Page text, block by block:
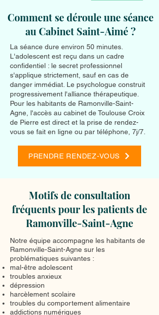
Comment se déroule une séance
au Cabinet Saint-Aimé ?
La séance dure environ 50 minutes.
L'adolescent est reçu dans un cadre
confidentiel : le secret professionnel
s'applique strictement, sauf en cas de
danger immédiat. Le psychologue construit
progressivement l'alliance thérapeutique.
Pour les habitants de Ramonville-Saint-
Agne, l'accès au cabinet de Toulouse Croix
de Pierre est direct et la prise de rendez-
vous se fait en ligne ou par téléphone, 7j/7.
PRENDRE RENDEZ-VOUS
Motifs de consultation
fréquents pour les patients de
Ramonville-Saint-Agne
Notre équipe accompagne les habitants de
Ramonville-Saint-Agne sur les
problématiques suivantes :
mal-être adolescent
troubles anxieux
dépression
harcèlement scolaire
troubles du comportement alimentaire
addictions numériques